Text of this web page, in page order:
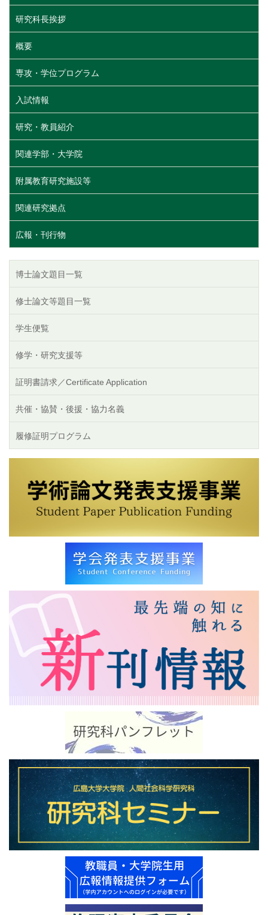
研究科長挨拶
概要
専攻・学位プログラム
入試情報
研究・教員紹介
関連学部・大学院
附属教育研究施設等
関連研究拠点
広報・刊行物
博士論文題目一覧
修士論文等題目一覧
学生便覧
修学・研究支援等
証明書請求／Certificate Application
共催・協賛・後援・協力名義
履修証明プログラム